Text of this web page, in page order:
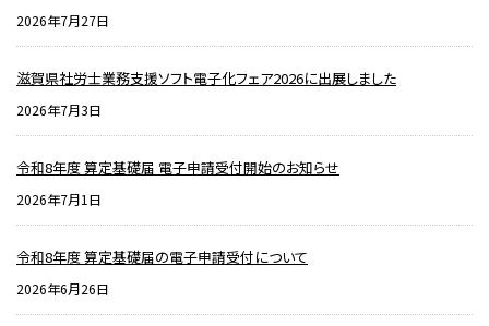
2026年7月27日
滋賀県社労士業務支援ソフト電子化フェア2026に出展しました
2026年7月3日
令和8年度 算定基礎届 電子申請受付開始のお知らせ
2026年7月1日
令和8年度 算定基礎届の電子申請受付について
2026年6月26日